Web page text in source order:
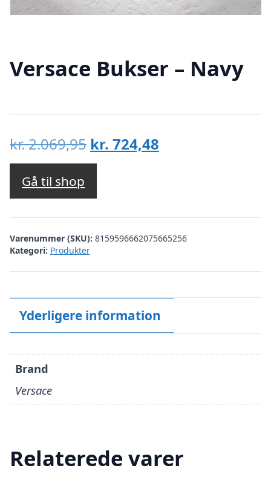
Versace Bukser – Navy
kr.2.069,95 Den
oprindelige
var:
kr. 2.069,95.
kr. 724,48
kr. 724,48.
Gå til shop
Varenummer (SKU): 8159596662075665256
Kategori: Produkter
Yderligere information
Brand
Versace
Relaterede varer